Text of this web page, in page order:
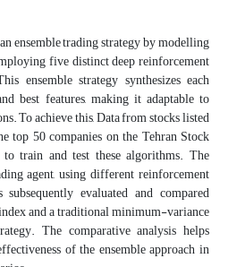
ensemble trading strategy by modelling
five distinct deep reinforcement
ensemble strategy synthesizes each
best features, making it adaptable to
To achieve this, Data from stocks listed
top 50 companies on the Tehran Stock
train and test these algorithms. The
agent, using different reinforcement
evaluated and compared
and a traditional minimum-variance
The comparative analysis helps
of the ensemble approach in